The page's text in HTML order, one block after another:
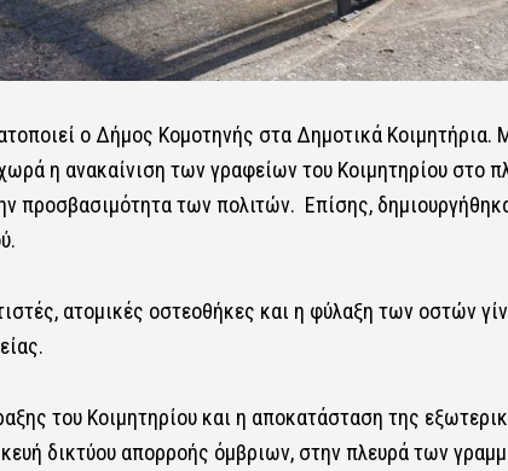
ο Δήμος Κομοτηνής στα Δημοτικά Κοιμητήρια.
η ανακαίνιση των γραφείων του Κοιμητηρίου στο
προσβασιμότητα των πολιτών. Επίσης,
ατομικές οστεοθήκες και η φύλαξη των οστών
του Κοιμητηρίου και η αποκατάσταση της
δικτύου απορροής όμβριων, στην πλευρά των